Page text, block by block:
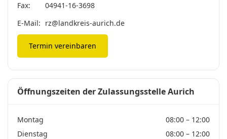
Fax:
04941-16-3698
E-Mail: rz@landkreis-aurich.de
Termin vereinbaren
Öffnungszeiten der Zulassungsstelle Aurich
Montag
08:00 – 12:00
Dienstag
08:00 – 12:00